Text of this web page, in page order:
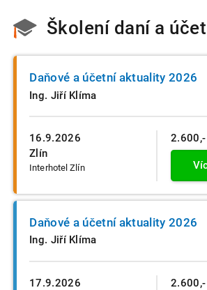
Školení daní a
16.9.2026
Zlín
Interhotel Zlín
Daňové a účetní aktuality 2026
Ing. Jiří Klíma
17.9.2026
Daňové a účetní aktuality 2026
Ing. Jiří Klíma